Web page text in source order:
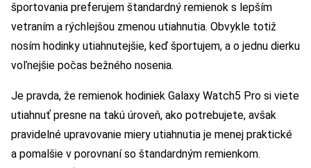
športovania preferujem štandardný remienok s lepším
vetraním a rýchlejšou zmenou utiahnutia. Obvykle totiž
nosím hodinky utiahnutejšie, keď športujem, a o jednu dierku
voľnejšie počas bežného nosenia.
Je pravda, že remienok hodiniek Galaxy Watch5 Pro si viete
utiahnuť presne na takú úroveň, ako potrebujete, avšak
pravidelné upravovanie miery utiahnutia je menej praktické
a pomalšie v porovnaní so štandardným remienkom.